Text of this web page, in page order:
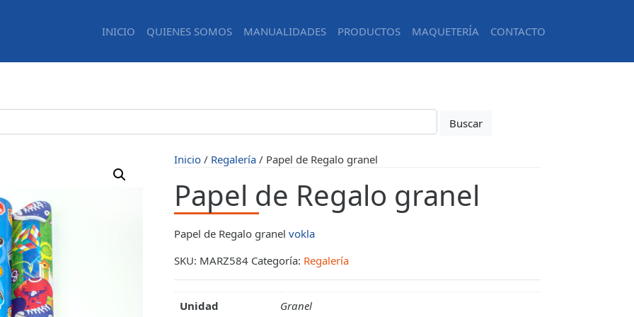
INICIO QUIENES SOMOS MANUALIDADES PRODUCTOS MAQUETERÍA CONTACTO
Inicio/ Regalería/ Papel de Regalo granel
Papel de Regalo granel
Papel de Regalo granel vokla
SKU: MARZ584 Categoría: Regalería
Unidad Granel